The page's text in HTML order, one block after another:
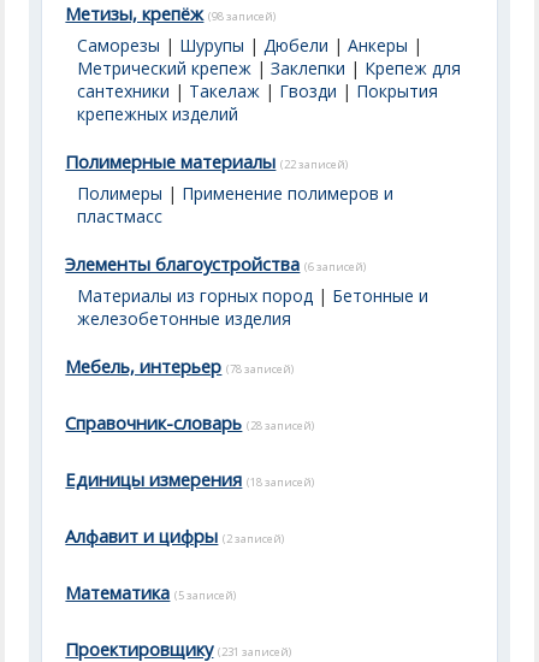
Метизы, крепёж (98 записей)
Саморезы | Шурупы |Дюбели |Анкеры |
Метрический крепеж |Заклепки | Крепеж для
сантехники | Такелаж | Гвозди | Покрытия
крепежных изделий
Полимерные материалы (22 записей)
Полимеры | Применение полимеров и
пластмасс
Элементы благоустройства (6 записей)
Материалы из горных пород | Бетонные и
железобетонные изделия
Мебель, интерьер (78 записей)
Справочник-словарь (28 записей)
Единицы измерения (18 записей)
Алфавит и цифры (2 записей)
Математика (5 записей)
Проектировщику (231 записей)